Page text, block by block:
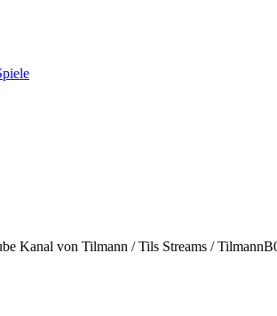
Kanal von Tilmann / Tils Streams /